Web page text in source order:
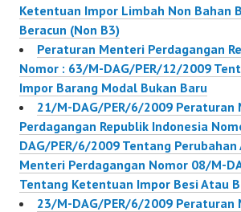
Ketentuan Impor Limbah Non Bahan
Beracun (Non B3)
Peraturan Menteri Perdagangan
Nomor : 63/M-DAG/PER/12/2009
Impor Barang Modal Bukan Baru
21/M-DAG/PER/6/2009 Peraturan
Perdagangan Republik Indonesia
DAG/PER/6/2009 Tentang
Menteri Perdagangan Nomor 08/M-
Tentang Ketentuan Impor Besi Atau
23/M-DAG/PER/6/2009 Peraturan